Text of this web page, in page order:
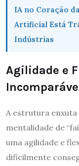
IA no Coração
Artificial Está
Indústrias
Agilidade e
A estrutura
mentalidade de
uma agilidade e
dificilmente